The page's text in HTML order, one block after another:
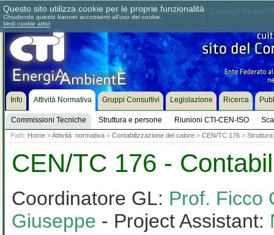
Chi siamo Dove siamo Contattaci Come associarsi
Info Attività Normativa
Commissioni Tecniche Struttura e persone Riunioni CTI-CEN-ISO
Gruppi Consultivi Legislazione Ricerca
Path: Home »Attività normativa » Contabilizzazione del calore » CEN/TC 176 » Struttura
CEN/TC 176 -
Coordinatore GL: Prof. Ficco
Giuseppe - Project Assistant:
Questo sito utilizza cookie per le proprie funzionalità
Chiudendo questo banner acconsenti all'uso dei cookie.
Vedi cookie attivi